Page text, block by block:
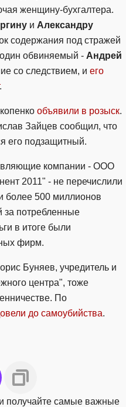
женщину-бухгалтера.
и Александру
содержания под стражей
обвиняемый - Андрей
со следствием, и его
.
объявили в розыск.
Зайцев сообщил, что
его подзащитный.
компании - ООО
2011" - не перечислили
более 500 миллионов
за потребленные
в итоге были
фирм.
Буняев, учредитель и
центра", тоже
По
до самоубийства.
получайте самые важные